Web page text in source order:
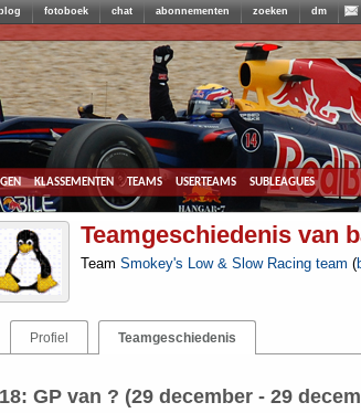
fotoboek chat abonnementen zoeken dm
klassementen teams userteams subleagues
Teamgeschiedenis van
Team Smokey's Low & Slow Racing team (
Profiel Teamgeschiedenis
GP van ? (29 december - 29